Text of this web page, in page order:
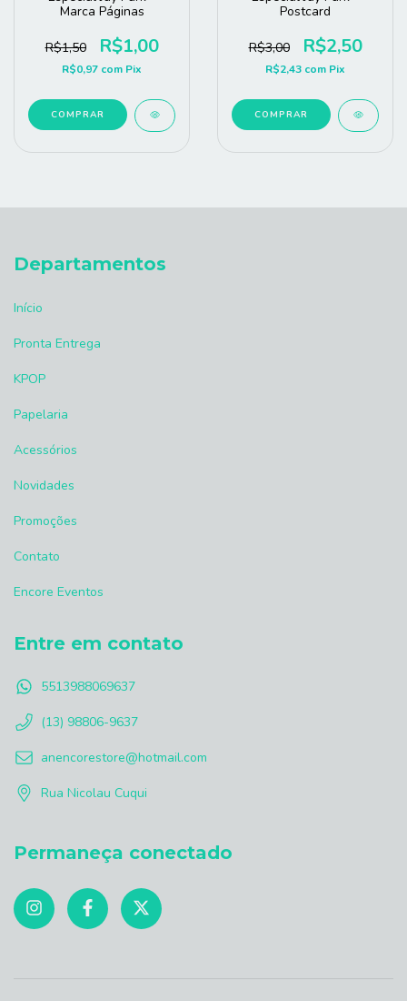
Marca Páginas
R$1,50 R$1,00
R$0,97 com Pix
COMPRAR
Postcard
R$3,00 R$2,50
R$2,43 com Pix
COMPRAR
Departamentos
Início
Pronta Entrega
KPOP
Papelaria
Acessórios
Novidades
Promoções
Contato
Encore Eventos
Entre em contato
5513988069637
(13) 98806-9637
anencorestore@hotmail.com
Rua Nicolau Cuqui
Permaneça conectado